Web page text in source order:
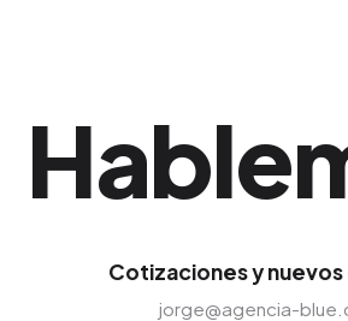
Cotizaciones y
jorge@agencia-